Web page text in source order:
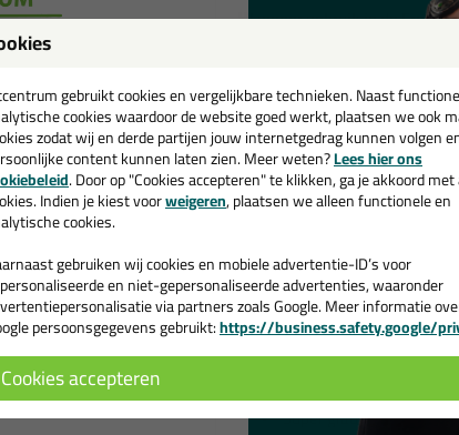
Wanneer gebruik je de
Gietgoot U3 wordt gebruikt
Het product is uitstekend
Bekijk de bijgevoegde video
Tips!💡
Gebruik eenhandstoffer
Kenmerken
Volledig watervast
UV- en
Bestand tegen de meest
Vrij van oplosmiddelen
Super glad resultaat,
gebruikt cookies en vergelijkbare technieken. Naast
cookies waardoor de website goed werkt, plaatsen we ook
zodat wij en derde partijen jouw internetgedrag kunnen volgen
content kunnen laten zien. Meer weten?Lees hier ons
. Door op "Cookies accepteren" te klikken, ga je akkoord
Indien je kiest voorweigeren, plaatsen we alleen functionele en
cookies.
gebruiken wij cookies en mobiele advertentie-ID’s voor
en niet-gepersonaliseerde advertenties, waaronder
via partners zoals Google. Meer informatie
persoonsgegevens gebruikt:https://business.safety.google/
Cookies accepteren
💚
en ontvang een
€35,-bij je eerste bestelling!
de actiecode ›
geen cadeau